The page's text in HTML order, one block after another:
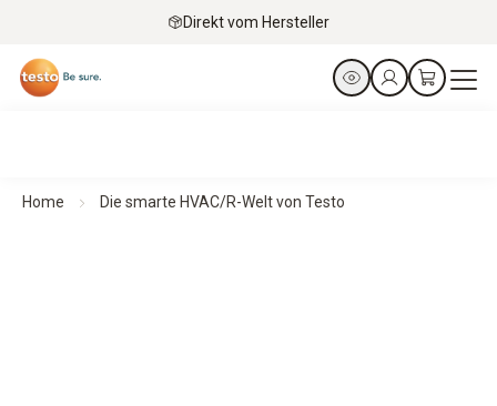
Direkt vom Hersteller
Home Die smarte HVAC/R-Welt von Testo